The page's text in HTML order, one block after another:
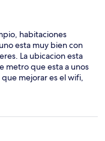
habitaciones
esta muy bien con
La ubicacion esta
metro que esta a unos
mejorar es el wifi,